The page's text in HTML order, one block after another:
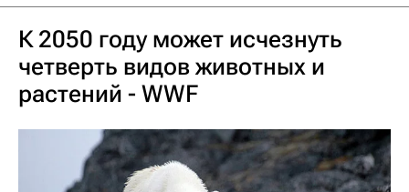
К 2050 году может исчезнуть
четверть видов животных и
растений - WWF